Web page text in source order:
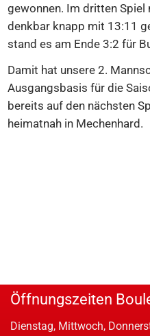
gewonnen. Im dritten
denkbar knapp mit 13:11
stand es am Ende 3:2 für
Damit hat unsere 2.
Ausgangsbasis für die
bereits auf den nächsten
heimatnah in Mechenhard.
Öffnungszeiten
Dienstag, Mittwoch,